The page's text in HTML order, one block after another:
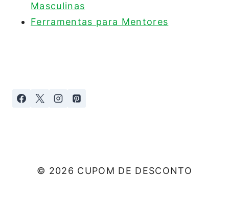
Masculinas
Ferramentas para Mentores
© 2026 CUPOM DE DESCONTO